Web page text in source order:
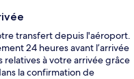
transfert depuis l'aéroport.
24 heures avant l’arrivée
à votre arrivée grâce
la confirmation de